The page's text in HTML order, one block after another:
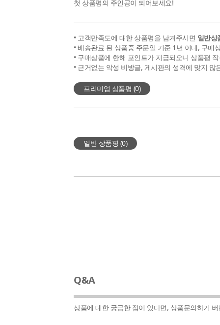
첫 상품평의 주인공이 되어보세요!
• 고객만족도에 대한 상품평을 남겨주시면 일반상
• 배송완료 된 상품중 주문일 기준 1년 이내, 구매
• 구매상품에 한해 포인트가 지급되오니 상품평
• 근거없는 악성 비방글, 게시판의 성격에 맞지
프리미엄 상품평 (0)
일반 상품평 (0)
Q&A
상품에 대한 궁금한 점이 있다면, 상품문의하기